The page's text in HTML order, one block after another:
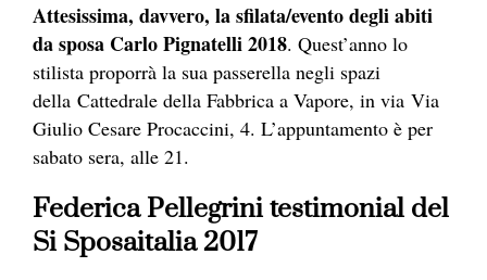
Attesissima, davvero, la sfilata/evento degli abiti
da sposa Carlo Pignatelli 2018. Quest’anno lo
stilista proporrà la sua passerella negli spazi
della Cattedrale della Fabbrica a Vapore, in via Via
Giulio Cesare Procaccini, 4. L’appuntamento è per
sabato sera, alle 21.
Federica Pellegrini testimonial del
Si Sposaitalia 2017